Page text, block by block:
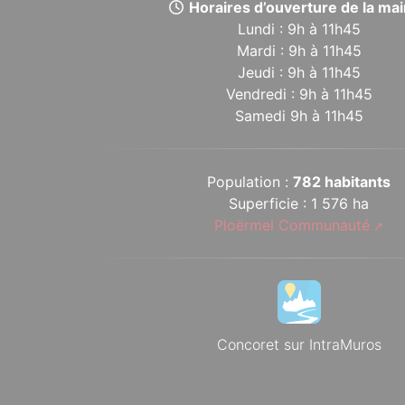
Horaires d’ouverture de la
Lundi : 9h à 11h45
Mardi : 9h à 11h45
Jeudi : 9h à 11h45
Vendredi : 9h à 11h45
Samedi 9h à 11h45
Population :782 habitants
Superficie : 1 576 ha
Ploërmel Communauté
Concoret sur IntraMuros